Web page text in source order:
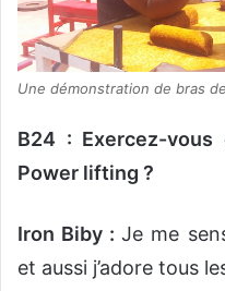
Une démonstration de bras
B24 : Exercez-
Power lifting ?
Iron Biby :Je me
et aussi j’adore tous